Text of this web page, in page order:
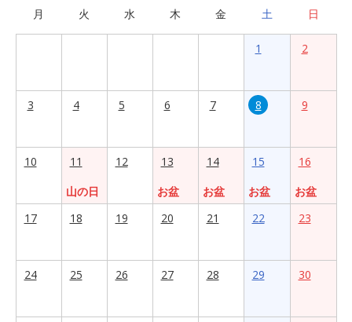
月 火 水 木 金 土 日
1 2
3 4 5 6 7 8 9
10
11
山の日
12
13
お盆
14
お盆
15
お盆
16
お盆
17
18 19 20 21 22 23
24 25 26 27 28 29 30